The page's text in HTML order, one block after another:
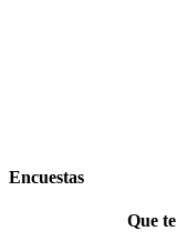
Encuestas
Que